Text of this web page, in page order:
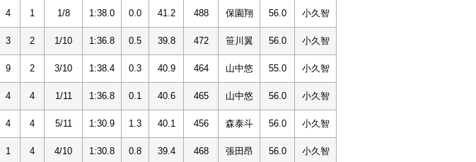
4 1 1/8 1:38.0 0.0 41.2 488 保園翔 56.0 小久智
3 2 1/10 1:36.8 0.5 39.8 472 笹川翼 56.0 小久智
9 2 3/10 1:38.4 0.3 40.9 464 山中悠 55.0 小久智
4 4 1/11 1:36.8 0.1 40.6 465 山中悠 56.0 小久智
4 4 5/11 1:30.9 1.3 40.1 456 森泰斗 56.0 小久智
1 4 4/10 1:30.8 0.8 39.4 468 張田昂 56.0 小久智